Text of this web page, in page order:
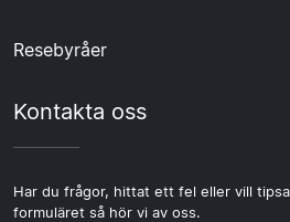
Resebyråer
Kontakta oss
Har du frågor, hittat ett fel eller vill
formuläret så hör vi av oss.